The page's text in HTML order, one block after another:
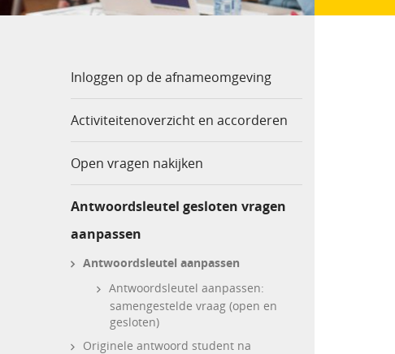
Inloggen op de afnameomgeving
Activiteitenoverzicht en accorderen
Open vragen nakijken
Antwoordsleutel gesloten vragen
aanpassen
Antwoordsleutel aanpassen
Antwoordsleutel aanpassen:
samengestelde vraag (open en
gesloten)
Originele antwoord student na